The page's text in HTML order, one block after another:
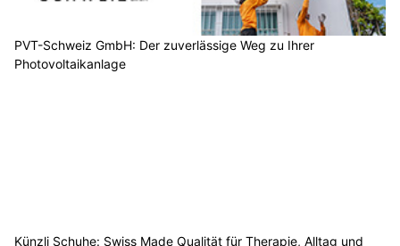
PVT-Schweiz GmbH: Der zuverlässige Weg zu Ihrer
Photovoltaikanlage
Künzli Schuhe: Swiss Made Qualität für Therapie, Alltag und